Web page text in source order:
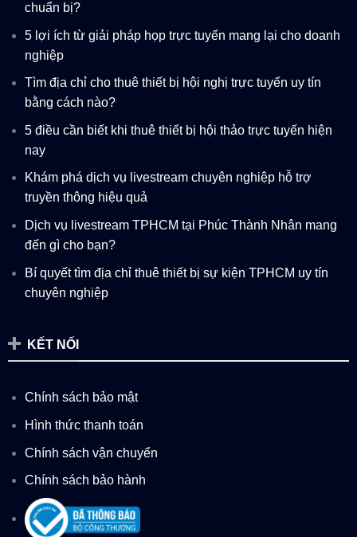
chuẩn bị?
5 lợi ích từ giải pháp họp trực tuyến mang lại cho doanh
nghiệp
Tìm địa chỉ cho thuê thiết bị hội nghị trực tuyến uy tín
bằng cách nào?
5 điều cần biết khi thuê thiết bị hội thảo trực tuyến hiện
nay
Khám phá dịch vụ livestream chuyên nghiệp hỗ trợ
truyền thông hiệu quả
Dịch vụ livestream TPHCM tại Phúc Thành Nhân mang
đến gì cho bạn?
Bí quyết tìm địa chỉ thuê thiết bị sự kiện TPHCM uy tín
chuyên nghiệp
KẾT NỐI
Chính sách bảo mật
Hình thức thanh toán
Chính sách vận chuyển
Chính sách bảo hành